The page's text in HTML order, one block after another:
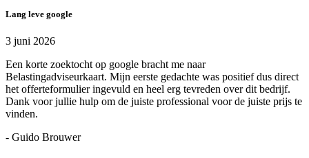
Lang leve google
3 juni 2026
Een korte zoektocht op google bracht me naar
Belastingadviseurkaart. Mijn eerste gedachte was positief dus direct
het offerteformulier ingevuld en heel erg tevreden over dit bedrijf.
Dank voor jullie hulp om de juiste professional voor de juiste prijs te
vinden.
- Guido Brouwer